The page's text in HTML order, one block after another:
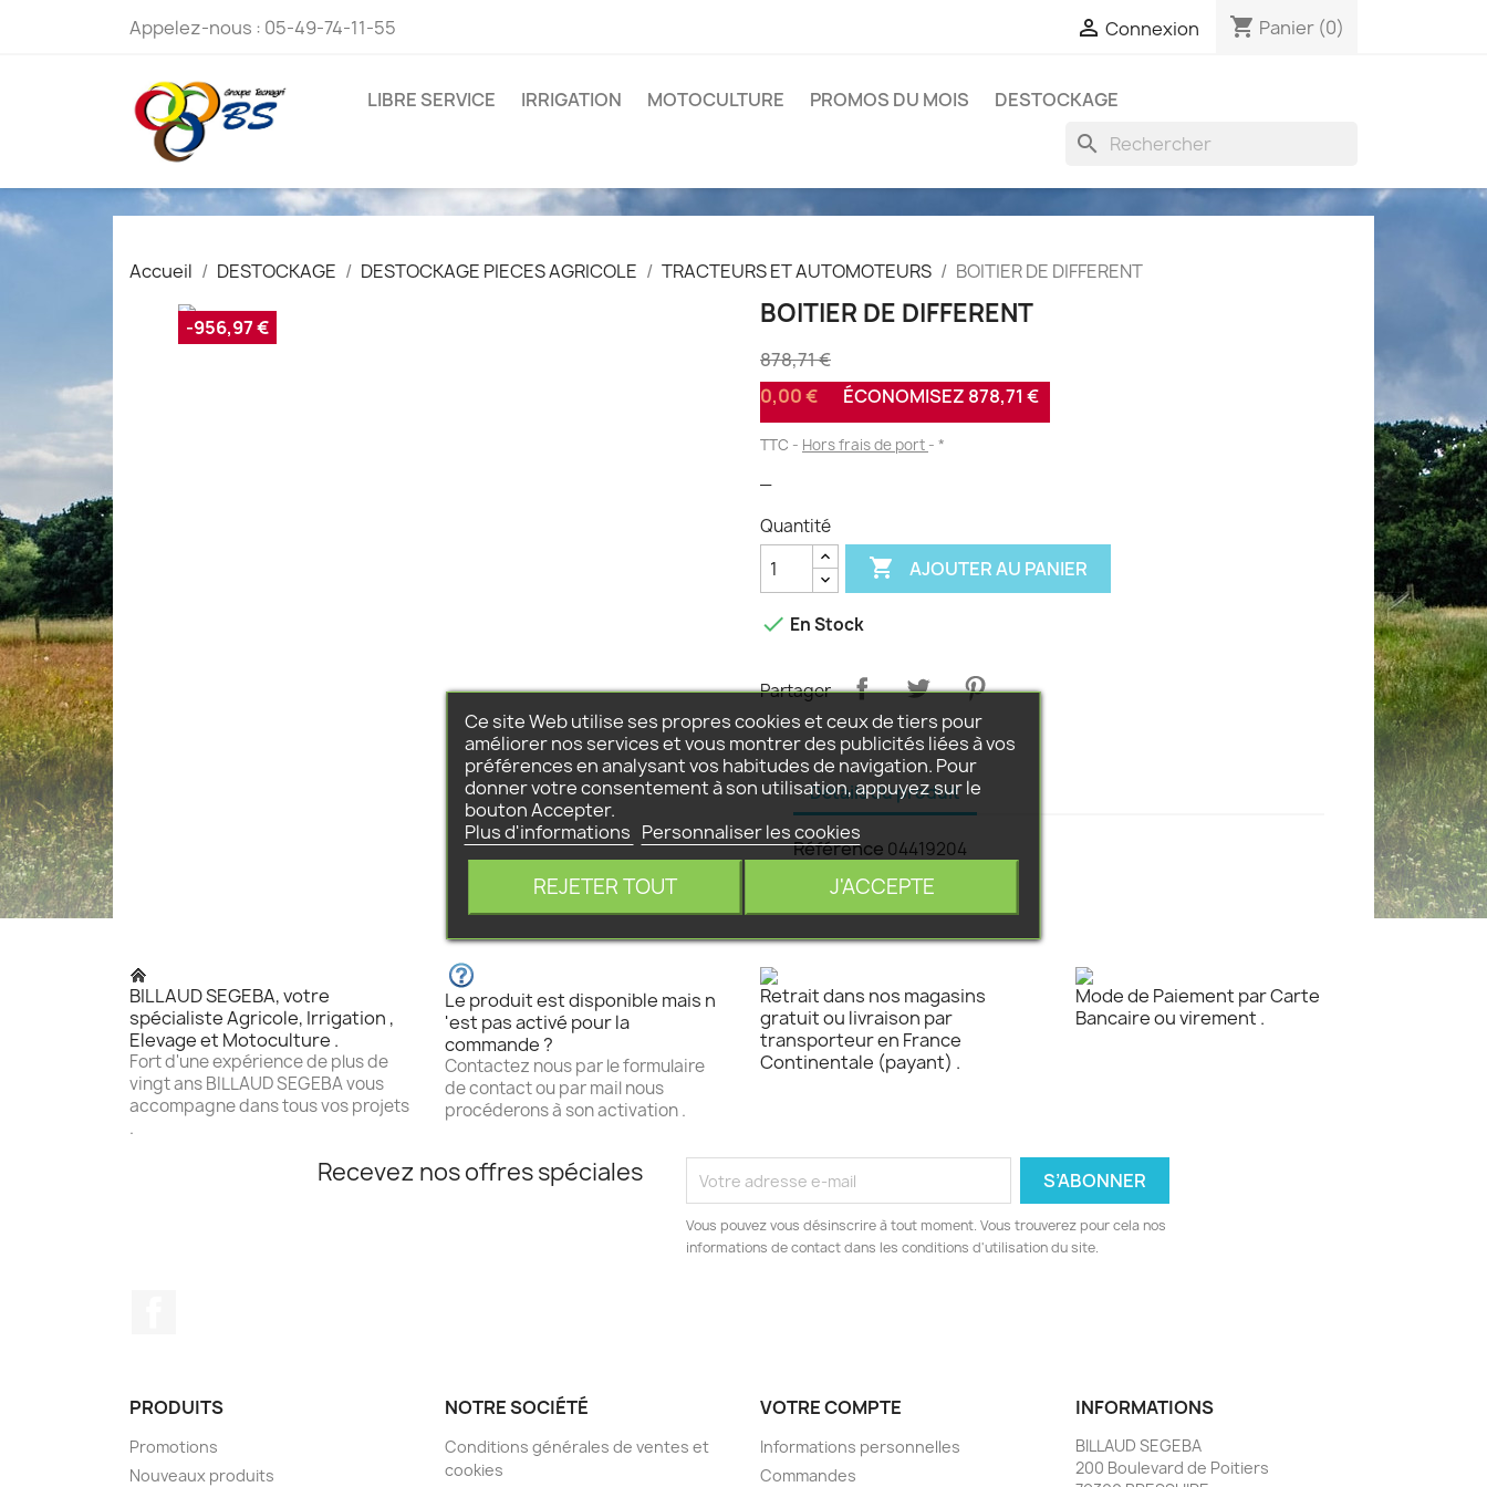
Appelez-nous : 05-49-74-11-55  Connexion shopping_cart Panier (0)
LIBRE SERVICE IRRIGATION MOTOCULTURE PROMOS DU MOIS DESTOCKAGE
search
Accueil DESTOCKAGE DESTOCKAGE PIECES AGRICOLE TRACTEURS ET AUTOMOTEURS BOITIER DE DIFFERENT
-956,97 € BOITIER DE DIFFERENT
878,71 €
0,00 €
ÉCONOMISEZ 878,71 €
TTC Hors frais de port *
Quantité
 AJOUTER AU PANIER
 En Stock
Partager
Détails du produit
Référence 04419204
BILLAUD SEGEBA, votre
spécialiste Agricole, Irrigation ,
Elevage et Motoculture .
Fort d'une expérience de plus de
vingt ans BILLAUD SEGEBA vous
accompagne dans tous vos projets
.
Le produit est disponible mais n
'est pas activé pour la
commande ?
Contactez nous par le formulaire
de contact ou par mail nous
procéderons à son activation .
Retrait dans nos magasins
gratuit ou livraison par
transporteur en France
Continentale (payant) .
Mode de Paiement par Carte
Bancaire ou virement .
Recevez nos offres spéciales
Vous pouvez vous désinscrire à tout moment. Vous trouverez pour cela nos
informations de contact dans les conditions d'utilisation du site.
PRODUITS
Promotions
Nouveaux produits
NOTRE SOCIÉTÉ
Conditions générales de ventes et
cookies
VOTRE COMPTE
Informations personnelles
Commandes
INFORMATIONS
BILLAUD SEGEBA
200 Boulevard de Poitiers
Ce site Web utilise ses propres cookies et ceux de tiers pour
améliorer nos services et vous montrer des publicités liées à vos
préférences en analysant vos habitudes de navigation. Pour
donner votre consentement à son utilisation, appuyez sur le
bouton Accepter.
Plus d'informations Personnaliser les cookies
REJETER TOUT J'ACCEPTE